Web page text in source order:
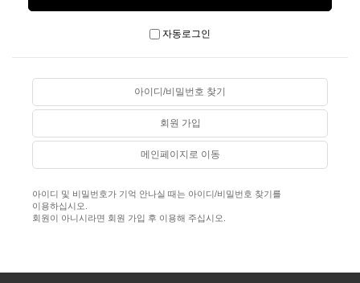
자동로그인
아이디/비밀번호 찾기
회원 가입
메인페이지로 이동
아이디 및 비밀번호가 기억 안나실 때는 아이디/비밀번호 찾기를
이용하십시오.
회원이 아니시라면 회원 가입 후 이용해 주십시오.